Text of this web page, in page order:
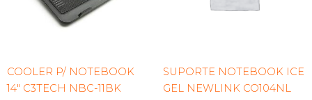
COOLER P/ NOTEBOOK
14″ C3TECH NBC-11BK
SUPORTE NOTEBOOK ICE
GEL NEWLINK CO104NL